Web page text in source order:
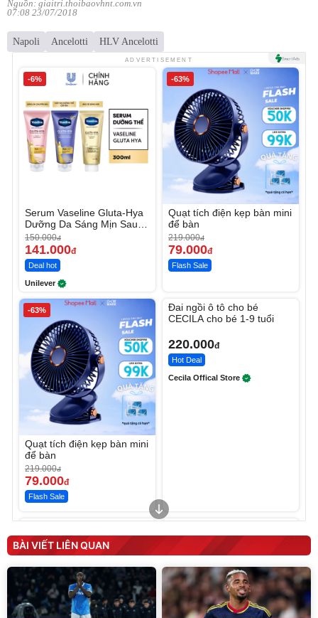
Nguồn: giaitri.thoibaovhnt.com.vn
07:08 23/07/2018
Napoli Ancelotti HLV Ancelotti
ADVERTISEMENT
-6%
Serum Vaseline Gluta-Hya
Dưỡng Da Sáng Mịn Sau 7
Ngày
150.000đ
141.000đ
Deal hot
Unilever
-63%
Quạt tích điện kẹp bàn mini
để bàn
219.000đ
79.000đ
Flash Sale
-63%
Quạt tích điện kẹp bàn mini
để bàn
219.000đ
79.000đ
Flash Sale
Đai ngồi ô tô cho bé
CECILA cho bé 1-9 tuổi
220.000đ
Hot Deal
Cecila Offical Store
tức thì Vaseline Body
190.000đ
138.330đ
Discount
D2-001 - Thông Minh
3.000.000
2.200.000đ
Flash Sale
Unmute
BÀI VIẾT LIÊN QUAN